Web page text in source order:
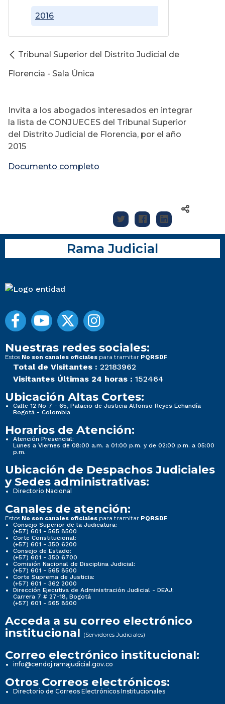
2016
Tribunal Superior del Distrito Judicial de
Florencia - Sala Única
Invita a los abogados interesados en integrar
la lista de CONJUECES del Tribunal Superior
del Distrito Judicial de Florencia, por el año
2015
Documento completo
Rama Judicial
Nuestras redes sociales:
Estos No son canales oficiales para tramitar PQRSDF
Total de Visitantes : 22183962
Visitantes Últimas 24 horas : 152464
Ubicación Altas Cortes:
Calle 12 No 7 - 65, Palacio de Justicia Alfonso Reyes Echandía
Bogotá - Colombia
Horarios de Atención:
Atención Presencial:
Lunes a Viernes de 08:00 a.m. a 01:00 p.m. y de 02:00 p.m. a 05:00
p.m.
Ubicación de Despachos Judiciales
y Sedes administrativas:
Directorio Nacional
Canales de atención:
Estos No son canales oficiales para tramitar PQRSDF
Consejo Superior de la Judicatura:
(+57) 601 - 565 8500
Corte Constitucional:
(+57) 601 - 350 6200
Consejo de Estado:
(+57) 601 - 350 6700
Comisión Nacional de Disciplina Judicial:
(+57) 601 - 565 8500
Corte Suprema de Justicia:
(+57) 601 - 362 2000
Dirección Ejecutiva de Administración Judicial - DEAJ:
Carrera 7 # 27-18, Bogotá
(+57) 601 - 565 8500
Acceda a su correo electrónico
institucional (Servidores Judiciales)
Correo electrónico institucional:
info@cendoj.ramajudicial.gov.co
Otros Correos electrónicos:
Directorio de Correos Electrónicos Institucionales